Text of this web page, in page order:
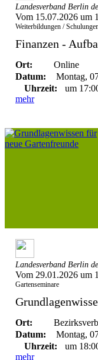
Landesverband Berlin
Vom 15.07.2026 um
Weiterbildungen /
Finanzen -
Ort:
Online
Datum:
Montag,
Uhrzeit:
um
mehr
Landesverband Berlin
Vom 29.01.2026 um
Gartenseminare
Ort:
Datum:
Montag,
Uhrzeit:
um
mehr